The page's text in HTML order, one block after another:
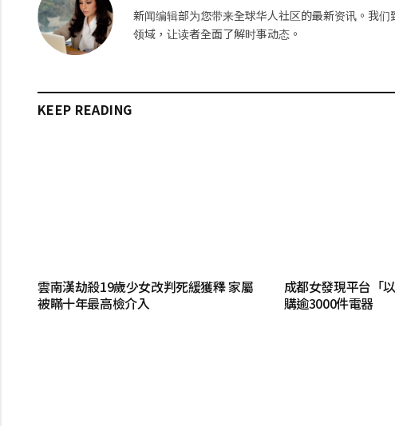
新闻编辑部为您带来全球华人社区的最新资讯。我
领域，让读者全面了解时事动态。
KEEP READING
雲南漢劫殺19歲少女改判死緩獲釋 家屬
被瞞十年最高檢介入
成都女發現平台「
購逾3000件電器